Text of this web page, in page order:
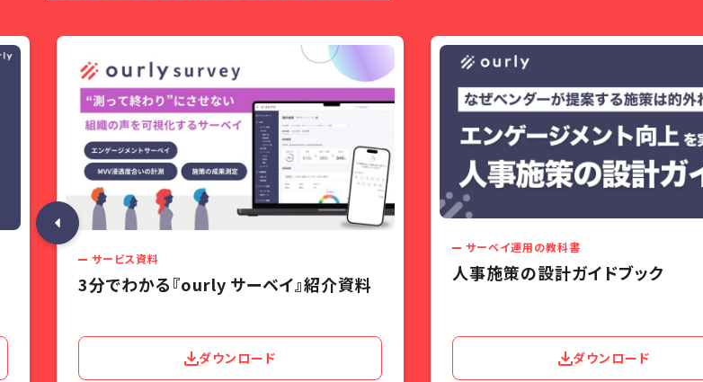
サービス資料
3分でわかる『ourly サーベイ』紹介資料
ダウンロード
サーベイ運用の教科書
人事施策の設計ガイドブック
ダウンロード